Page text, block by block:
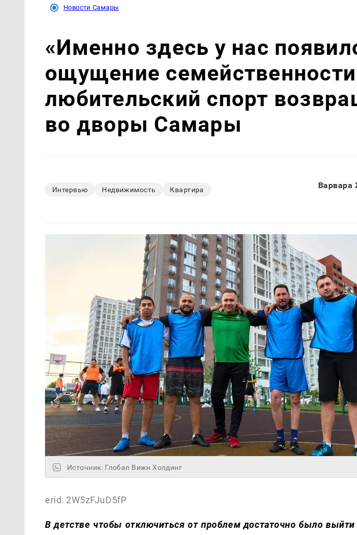
Новости Самары
«Именно здесь у нас
ощущение
любительский спорт
во дворы Самары
Интервью Недвижимость Квартира Варвара
Источник: Глобал Вижн Холдинг
erid: 2W5zFJuD5fP
В детстве чтобы отключиться от проблем достаточно было выйти